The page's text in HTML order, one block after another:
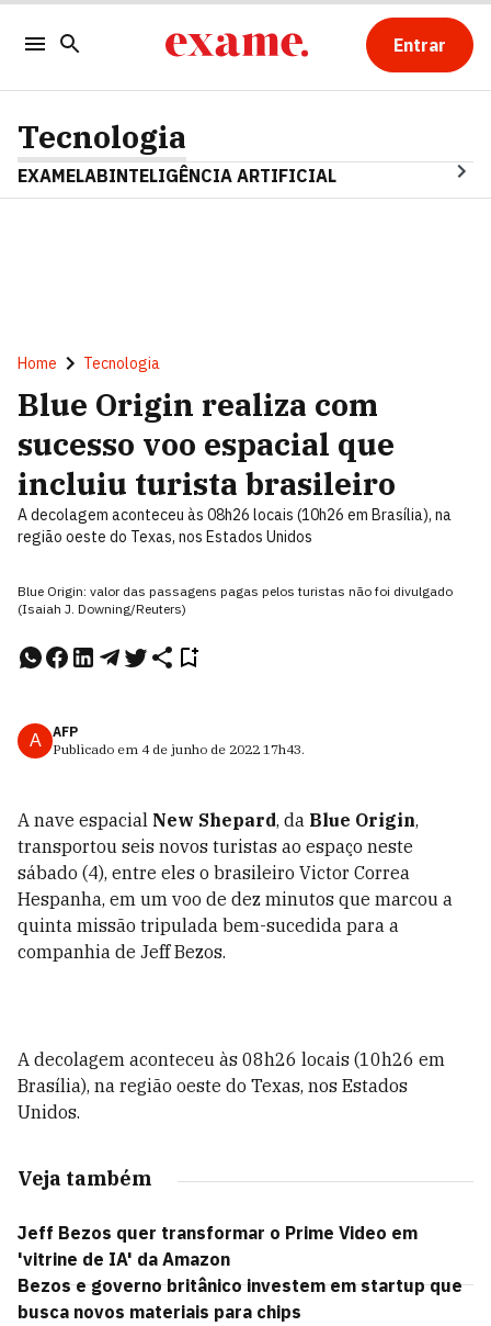
Entrar
Tecnologia
EXAMELABINTELIGÊNCIA ARTIFICIAL
Home Tecnologia
Blue Origin realiza com
sucesso voo espacial que
incluiu turista brasileiro
A decolagem aconteceu às 08h26 locais (10h26 em Brasília), na
região oeste do Texas, nos Estados Unidos
Blue Origin: valor das passagens pagas pelos turistas não foi divulgado
(Isaiah J. Downing/Reuters)
A
AFP
Publicado em 4 de junho de 2022 17h43.
A nave espacial New Shepard, da Blue Origin,
transportou seis novos turistas ao espaço neste
sábado (4), entre eles o brasileiro Victor Correa
Hespanha, em um voo de dez minutos que marcou a
quinta missão tripulada bem-sucedida para a
companhia de Jeff Bezos.
A decolagem aconteceu às 08h26 locais (10h26 em
Brasília), na região oeste do Texas, nos Estados
Unidos.
Veja também
Jeff Bezos quer transformar o Prime Video em
'vitrine de IA' da Amazon
Bezos e governo britânico investem em startup que
busca novos materiais para chips